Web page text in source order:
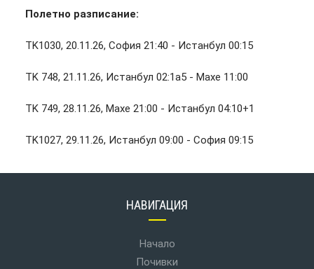
Полетно разписание:
TK1030, 20.11.26, София 21:40 - Истанбул 00:15
TK 748, 21.11.26, Истанбул 02:1а5 - Махе 11:00
TK 749, 28.11.26, Махе 21:00 - Истанбул 04:10+1
TK1027, 29.11.26, Истанбул 09:00 - София 09:15
НАВИГАЦИЯ
Начало
Почивки